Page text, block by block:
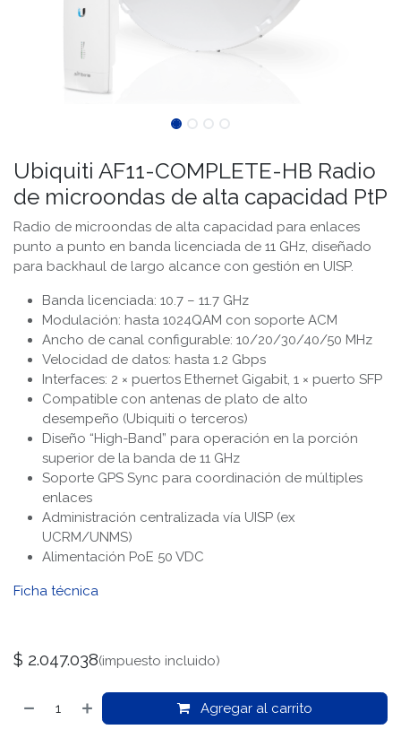
Ubiquiti AF11-COMPLETE-HB Radio
de microondas de alta capacidad PtP
Radio de microondas de alta capacidad para enlaces
punto a punto en banda licenciada de 11 GHz, diseñado
para backhaul de largo alcance con gestión en UISP.
Banda licenciada: 10.7 – 11.7 GHz
Modulación: hasta 1024QAM con soporte ACM
Ancho de canal configurable: 10/20/30/40/50 MHz
Velocidad de datos: hasta 1.2 Gbps
Interfaces: 2 × puertos Ethernet Gigabit, 1 × puerto SFP
Compatible con antenas de plato de alto
desempeño (Ubiquiti o terceros)
Diseño “High-Band” para operación en la porción
superior de la banda de 11 GHz
Soporte GPS Sync para coordinación de múltiples
enlaces
Administración centralizada vía UISP (ex
UCRM/UNMS)
Alimentación PoE 50 VDC
Ficha técnica
$ 2.047.038(impuesto incluido)
Agregar al carrito